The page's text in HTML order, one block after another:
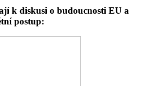
k diskusi o budoucnosti EU a
postup: